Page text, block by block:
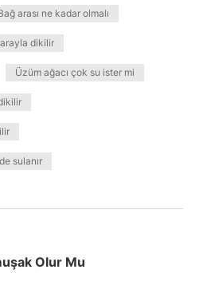
arası ne kadar olmalı
dikilir
Üzüm ağacı çok su ister mi
sulanır
Olur Mu